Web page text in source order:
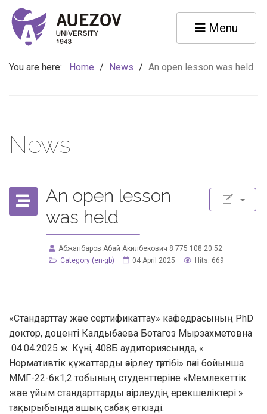
Menu
You are here: Home / News / An open lesson was held
News
An open lesson
was held
Абжапбаров Абай Акилбекович 8 775 108 20 52
Category (en-gb)
04 April 2025 Hits: 669
«Стандарттау және сертификаттау» кафедрасының PhD
доктор, доценті Калдыбаева Ботагоз Мырзахметовна
04.04.2025 ж. Күні, 408Б аудиториясында, «
Нормативтік құжаттарды әзірлеу тәртібі» пәні бойынша
ММГ-22-6к1,2 тобының cтуденттеріне «Мемлекеттік
және ұйым стандарттарды әзірлеудің ерекшеліктері »
тақырыбында ашық сабақ өткізді.